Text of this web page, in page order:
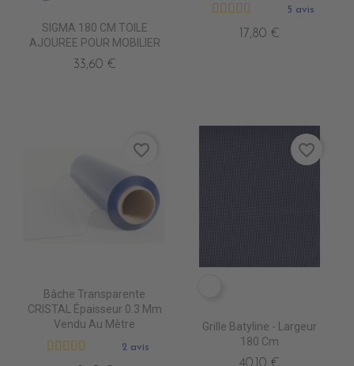
SIGMA 180 CM TOILE
AJOUREE POUR MOBILIER
33,60 €
5 avis
17,80 €
Bâche Transparente
CRISTAL Épaisseur 0.3 Mm
Vendu Au Mètre
2 avis
favorite_border
Grille Batyline - Largeur
180 Cm
favorite_border